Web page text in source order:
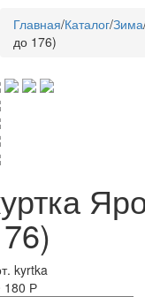
Главная/Каталог/Зима
до 176)
kyrtka
180 Р